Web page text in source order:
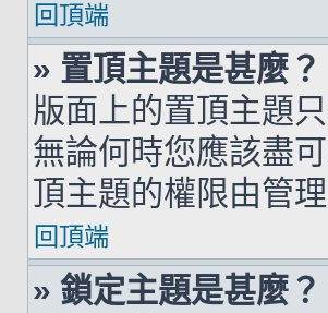
回頂端
» 置頂主題是甚麼？
版面上的置頂主題
無論何時您應該盡
頂主題的權限由管
回頂端
» 鎖定主題是甚麼？